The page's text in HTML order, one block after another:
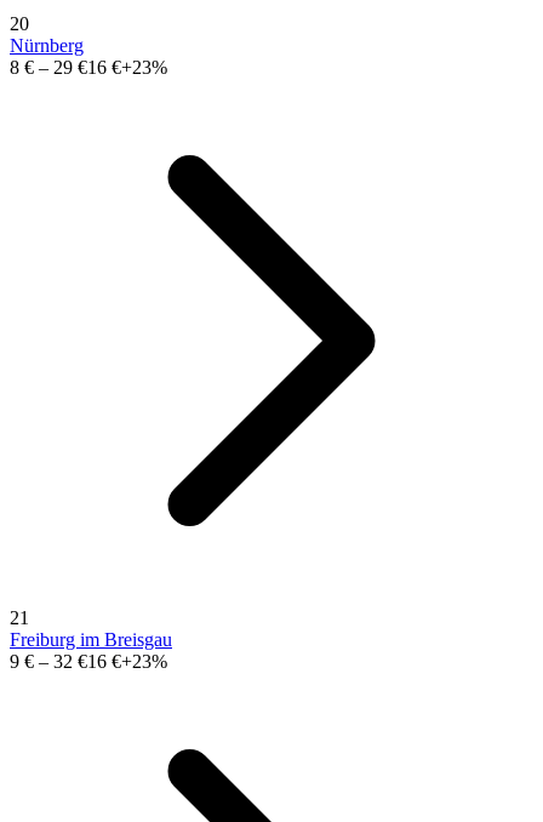
20
Nürnberg
8 € – 29 €16 €+23%
21
Freiburg im Breisgau
9 € – 32 €16 €+23%